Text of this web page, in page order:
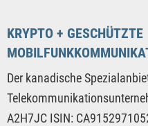
KRYPTO + GESCHÜTZTE
Der kanadische
A2H7JC ISIN: